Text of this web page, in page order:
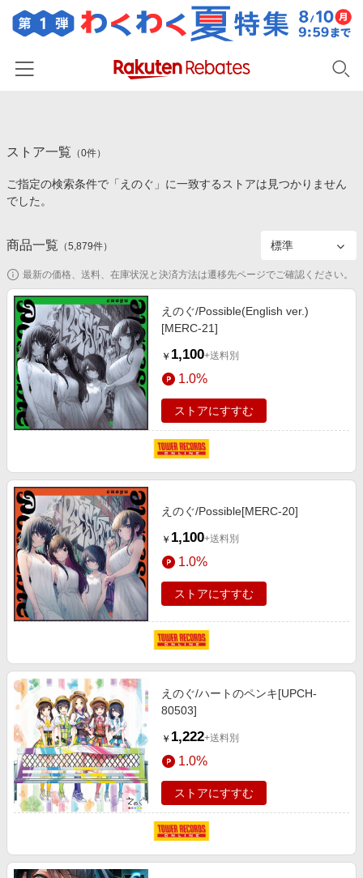
カテゴリー一覧
百貨店・総合ECモール
食品・スイーツ・お酒
コスメ・健康・医薬品
キッズ・ベビー用品
家電・PC・スマホ・カメラ
エンタメ
スポーツ・アウトドア・ゴルフ
インテリア・寝具
旅行・レジャー・ホテル予約
生活・お役立ち
金融・マネー・保険
デジタルコンテンツ
ビジネス・その他サービス
イベント一覧
初回購入者限定特典
対象ストア新規限定特典
新着ストアのご紹介
電子書籍特集
楽天ペイ導入ストア
楽天サービス特集
旅行特集
お中元特集2026
とことん買い物チャレンジ
Apple公式サイト×楽天カード分割払い
Qoo10メガポ
楽天IDでログイン/会員登録
ストア一覧 （0件）
ご指定の検索条件で「えのぐ」に一致するストアは見つかりません
でした。
商品一覧 （5,879件）
最新の価格、送料、在庫状況と決済方法は遷移先ページでご確認ください。
えのぐ/Possible(English ver.)
[MERC-21]
￥ 1,100+送料別
1.0%
ストアにすすむ
えのぐ/Possible[MERC-20]
￥ 1,100+送料別
1.0%
ストアにすすむ
えのぐ/ハートのペンキ[UPCH-
80503]
￥ 1,222+送料別
1.0%
ストアにすすむ